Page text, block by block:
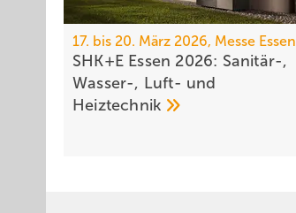
17. bis 20. März 2026, Messe Essen
SHK+E Essen 2026: Sanitär-,
Wasser-, Luft- und
Heiztechnik